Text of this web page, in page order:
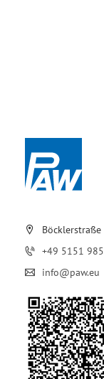
+49 5151
info@paw.eu